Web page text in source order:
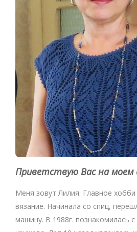
Приветствую Вас на моем
Меня зовут Лилия. Главное
вязание. Начинала со спиц,
машину. В 1988г. познакомилась